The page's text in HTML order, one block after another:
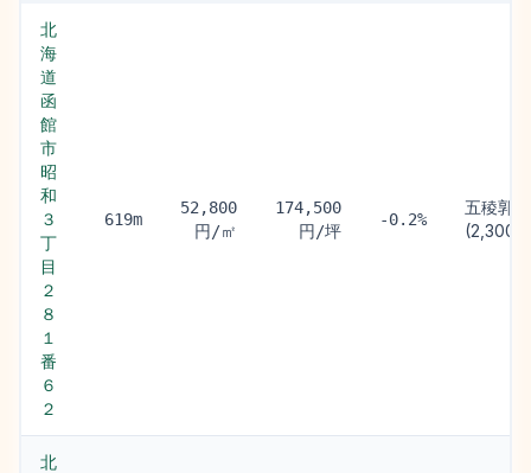
北
海
道
函
館
市
昭
和
３
丁
目
２
８
１
番
６
２
619m
52,800
円/㎡
174,500
円/坪
-0.2%
五稜郭駅
北